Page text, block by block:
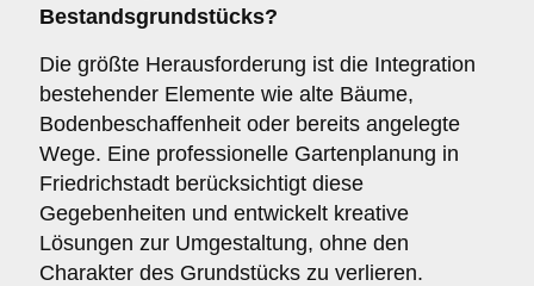
Bestandsgrundstücks?
Die größte Herausforderung ist die Integration
bestehender Elemente wie alte Bäume,
Bodenbeschaffenheit oder bereits angelegte
Wege. Eine professionelle Gartenplanung in
Friedrichstadt berücksichtigt diese
Gegebenheiten und entwickelt kreative
Lösungen zur Umgestaltung, ohne den
Charakter des Grundstücks zu verlieren.